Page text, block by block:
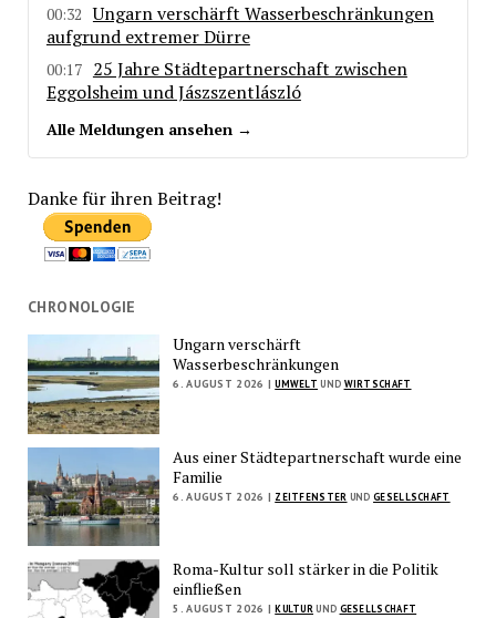
00:32
Ungarn verschärft Wasserbeschränkungen
aufgrund extremer Dürre
00:17
25 Jahre Städtepartnerschaft zwischen
Eggolsheim und Jászszentlászló
Alle Meldungen ansehen →
Danke für ihren Beitrag!
CHRONOLOGIE
Ungarn verschärft
Wasserbeschränkungen
6. AUGUST 2026 | UMWELT UND WIRTSCHAFT
Aus einer Städtepartnerschaft wurde eine
Familie
6. AUGUST 2026 | ZEITFENSTER UNDGESELLSCHAFT
Roma-Kultur soll stärker in die Politik
einfließen
5. AUGUST 2026 | KULTURUND GESELLSCHAFT